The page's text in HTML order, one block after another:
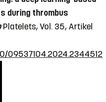
during thrombus
Platelets, Vol. 35, Artikel
09537104.2024.2344512